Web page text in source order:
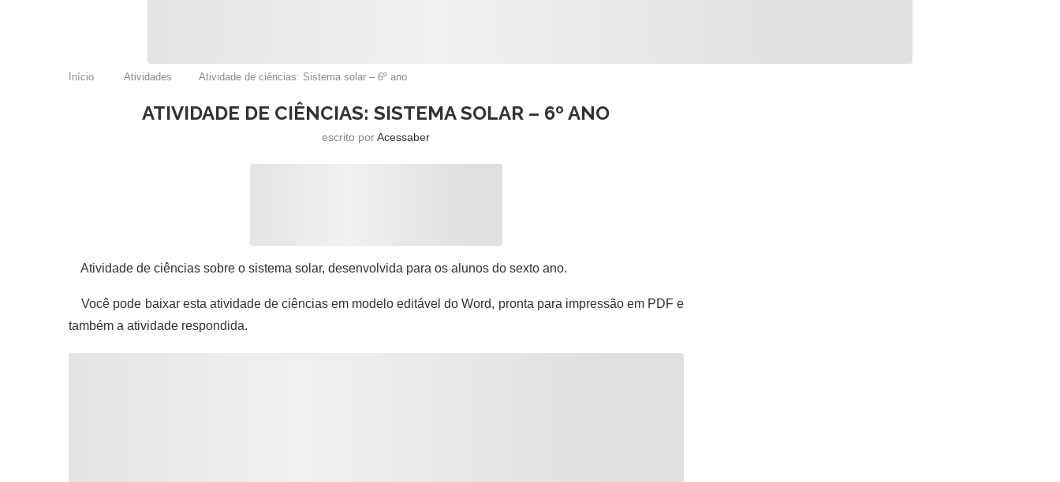
Início Atividades Atividade de ciências: Sistema solar – 6º ano
ATIVIDADE DE CIÊNCIAS: SISTEMA SOLAR – 6º ANO
escrito porAcessaber
Atividade de ciências sobre o sistema solar, desenvolvida para os alunos do sexto ano.
Você pode baixar esta atividade de ciências em modelo editável do Word, pronta para impressão em PDF e
também a atividade respondida.